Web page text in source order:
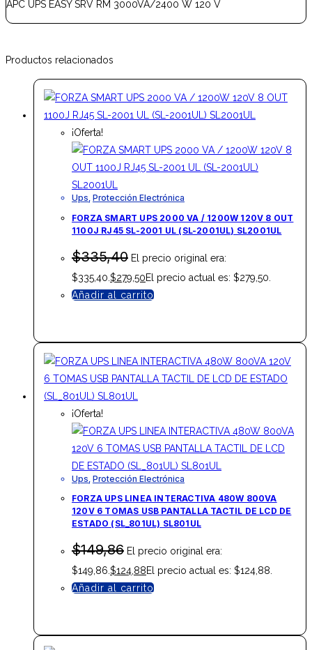
APC UPS EASY SRV RM 3000VA/2400 W 120 V
Productos relacionados
¡Oferta!
Ups Protección Electrónica
FORZA SMART UPS 2000 VA / 1200W 120V 8 OUT
1100J RJ45 SL-2001 UL (SL-2001UL) SL2001UL
$335,40 El precio original era:
$335,40. $279,50El precio actual es: $279,50.
Añadir al carrito
¡Oferta!
Ups Protección Electrónica
FORZA UPS LINEA INTERACTIVA 480W 800VA
120V 6 TOMAS USB PANTALLA TACTIL DE LCD DE
ESTADO (SL_801UL) SL801UL
$149,86 El precio original era:
$149,86.$124,88El precio actual es: $124,88.
Añadir al carrito